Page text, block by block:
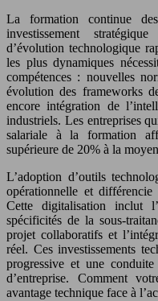
La formation continue
investissement
d’évolution technologique
les plus dynamiques
compétences : nouvelles
évolution des frameworks
encore intégration de
industriels. Les entreprises
salariale à la formation
supérieure de 20% à la
L’adoption d’outils
opérationnelle et
Cette digitalisation inclut
spécificités de la sous-
projet collaboratifs et
réel. Ces investissements
progressive et une
d’entreprise. Comment
avantage technique face à